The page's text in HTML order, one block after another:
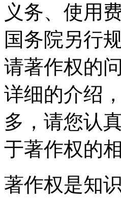
义务、使用
国务院另行
请著作权的
详细的介绍
多，请您认
于著作权的
著作权是知